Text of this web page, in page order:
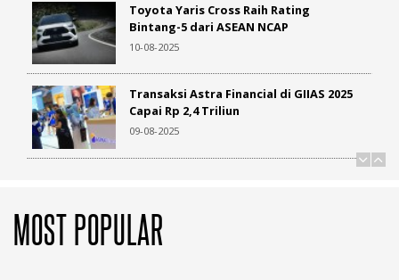
Toyota Yaris Cross Raih Rating
Bintang-5 dari ASEAN NCAP
10-08-2025
Transaksi Astra Financial di GIIAS 2025
Capai Rp 2,4 Triliun
09-08-2025
09-08-2025
MOST POPULAR
Badge dan Logo Merek Mobil ; Sarat
Kisah Inspiratif
14-12-2020
Yoga Mahardhika Terpilih Sebagai
Presiden MB Club INA 2023-2025
27-06-2023
Terbaru, Nih Wujudnya!
14-07-2019